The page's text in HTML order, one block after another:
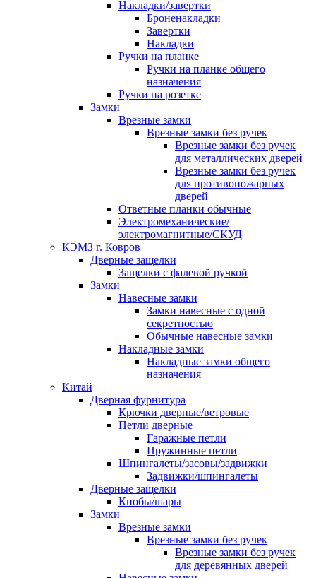
Накладки/завертки
Броненакладки
Завертки
Накладки
Ручки на планке
Ручки на планке общего
назначения
Ручки на розетке
Замки
Врезные замки
Врезные замки без ручек
Врезные замки без ручек
для металлических дверей
Врезные замки без ручек
для противопожарных
дверей
Ответные планки обычные
Электромеханические/
электромагнитные/СКУД
КЭМЗ г. Ковров
Дверные защелки
Защелки с фалевой ручкой
Замки
Навесные замки
Замки навесные с одной
секретностью
Обычные навесные замки
Накладные замки
Накладные замки общего
назначения
Китай
Дверная фурнитура
Крючки дверные/ветровые
Петли дверные
Гаражные петли
Пружинные петли
Шпингалеты/засовы/задвижки
Задвижки/шпингалеты
Дверные защелки
Кнобы/шары
Замки
Врезные замки
Врезные замки без ручек
Врезные замки без ручек
для деревянных дверей